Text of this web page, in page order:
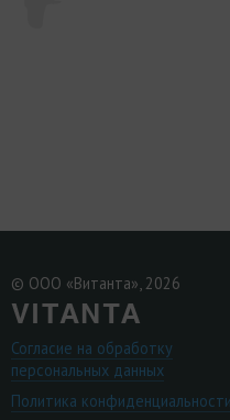
© ООО «Витанта», 2026
Согласие на обработку
персональных данных
Политика конфиденциальности